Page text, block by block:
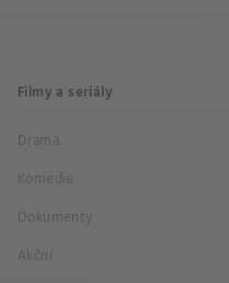
Filmy a seriály
Drama
Komedie
Dokumenty
Akční